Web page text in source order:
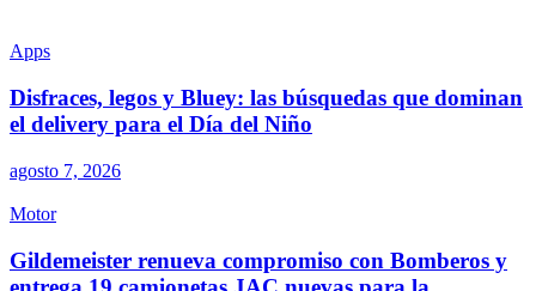
Apps
Disfraces, legos y Bluey: las búsquedas que dominan
el delivery para el Día del Niño
agosto 7, 2026
Motor
Gildemeister renueva compromiso con Bomberos y